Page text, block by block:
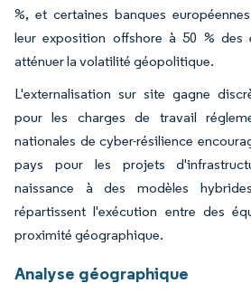
%, et certaines banques
leur exposition offshore à 50 % des
atténuer la volatilité géopolitique.
L'externalisation sur site gagne
pour les charges de travail
nationales de cyber-résilience
pays pour les projets
naissance à des modèles
répartissent l'exécution entre des
proximité géographique.
Analyse géographique